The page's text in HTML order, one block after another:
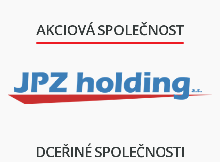
AKCIOVÁ SPOLEČNOST
DCEŘINÉ SPOLEČNOSTI